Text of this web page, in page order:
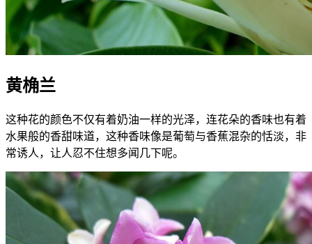
黄桷兰
这种花的颜色不仅有着奶油一样的光泽，连花朵的香味也有着
水果般的香甜味道，这种香味像是葡萄与香蕉混杂的恬淡，非
常诱人，让人忍不住想多闻几下呢。